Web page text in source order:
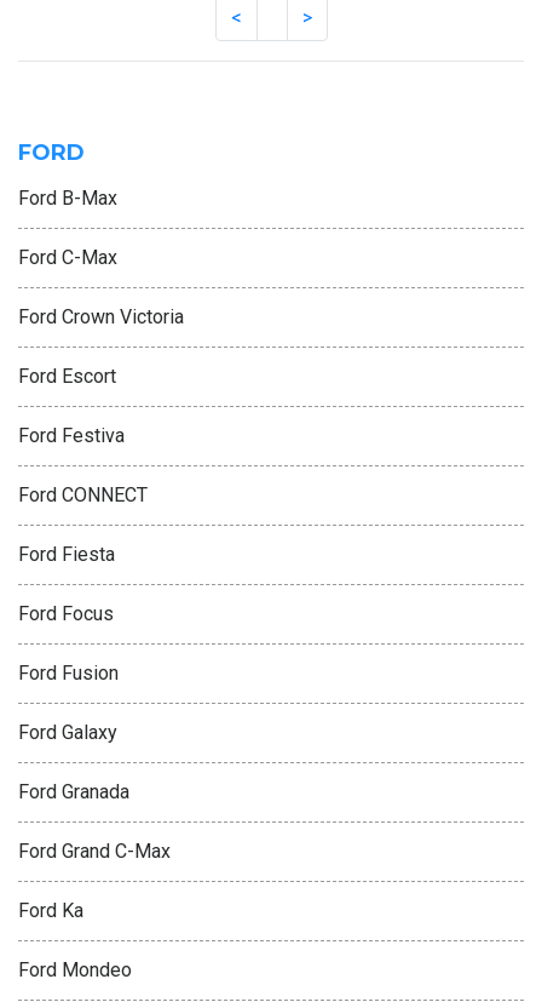
FORD
Ford B-Max
Ford C-Max
Ford Crown Victoria
Ford Escort
Ford Festiva
Ford CONNECT
Ford Fiesta
Ford Focus
Ford Fusion
Ford Galaxy
Ford Granada
Ford Grand C-Max
Ford Ka
Ford Mondeo